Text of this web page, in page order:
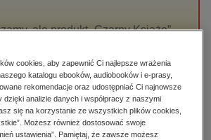
rozrywka
technologie, informatyka
ale produkt „Czarny Książę”
cookies, aby zapewnić Ci najlepsze wrażenia
katalogu ebooków, audiobooków i e-prasy,
rekomendacje oraz udostępniać Ci najnowsze
dzięki analizie danych i współpracy z naszymi
się na korzystanie ze wszystkich plików cookies,
Możesz również dostosować swoje
ustawienia”. Pamiętaj, że zawsze możesz